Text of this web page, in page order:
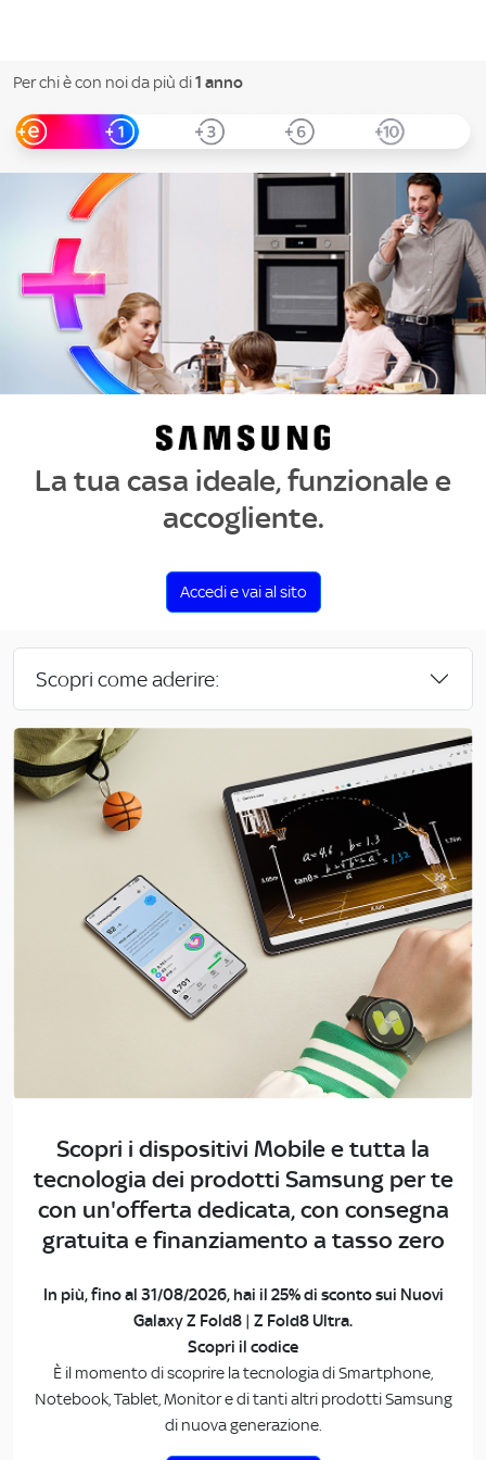
Per chi è con noi da più di1 anno
La tua casa ideale, funzionale e
accogliente.
Accedi e vai al sito
Scopri come aderire:
Scopri i dispositivi Mobile e tutta la
tecnologia dei prodotti Samsung per te
con un'offerta dedicata, con consegna
gratuita e finanziamento a tasso zero
In più, fino al 31/08/2026, hai il 25% di sconto sui Nuovi
Galaxy Z Fold8 | Z Fold8 Ultra.
Scopri il codice
È il momento di scoprire la tecnologia di Smartphone,
Notebook, Tablet, Monitor e di tanti altri prodotti Samsung
di nuova generazione.